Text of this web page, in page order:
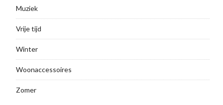
Muziek
Vrije tijd
Winter
Woonaccessoires
Zomer